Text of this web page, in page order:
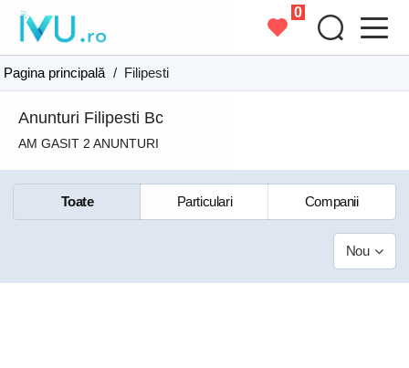
0
Pagina principală / Filipesti
Anunturi Filipesti Bc
AM GASIT 2 ANUNTURI
Toate Particulari Companii
Nou